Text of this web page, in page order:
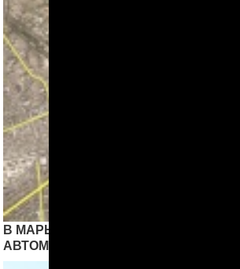
В МАРЫ В ТОЛПУ ШКОЛЬНИКОВ
АВТОМОБИЛЬ, ЕСТЬ ПОГИБШИЕ